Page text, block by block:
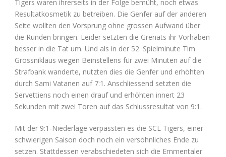
Tigers waren ihrerseits in der Folge bemüht, noch etwas
Resultatkosmetik zu betreiben. Die Genfer auf der anderen
Seite wollten den Vorsprung ohne grossen Aufwand über
die Runden bringen. Leider setzten die Grenats ihr Vorhaben
besser in die Tat um. Und als in der 52. Spielminute Tim
Grossniklaus wegen Beinstellens für zwei Minuten auf die
Strafbank wanderte, nutzten dies die Genfer und erhöhten
durch Sami Vatanen auf 7:1. Anschliessend setzten die
Servettiens noch einen drauf und erhöhten innert 23
Sekunden mit zwei Toren auf das Schlussresultat von 9:1.
Mit der 9:1-Niederlage verpassten es die SCL Tigers, einer
schwierigen Saison doch noch ein versöhnliches Ende zu
setzen. Stattdessen verabschiedeten sich die Emmentaler